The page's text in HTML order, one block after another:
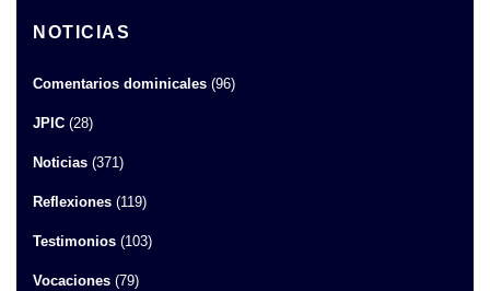
NOTICIAS
Comentarios dominicales (96)
JPIC (28)
Noticias (371)
Reflexiones (119)
Testimonios (103)
Vocaciones (79)